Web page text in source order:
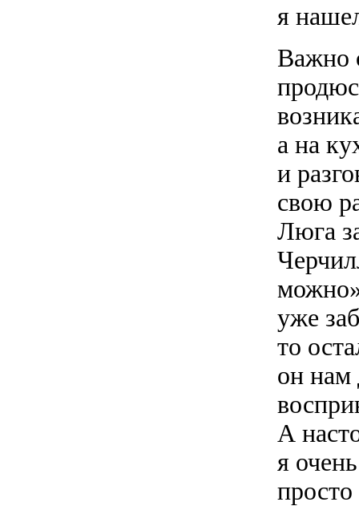
я
Важно
а на
и
свою
Люга
уже
то
он нам
А
я
просто